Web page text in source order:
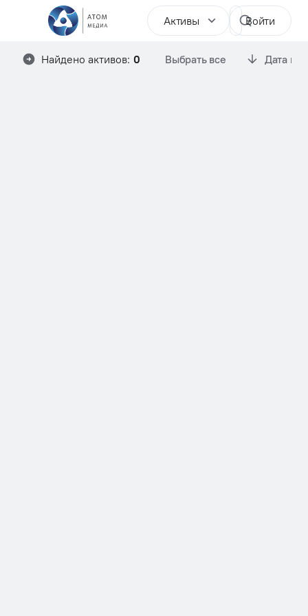
Активы Войти
Найдено активов: 0 Выбрать все Дата